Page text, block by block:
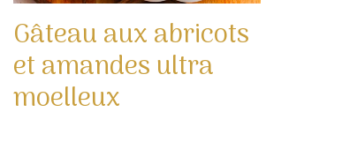
Gâteau aux abricots
et amandes ultra
moelleux